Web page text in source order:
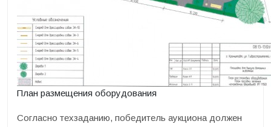
План размещения оборудования
Согласно техзаданию, победитель аукциона должен